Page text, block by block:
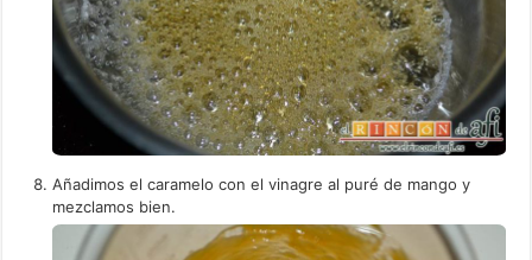
Añadimos el caramelo con el vinagre al puré de mango y
mezclamos bien.